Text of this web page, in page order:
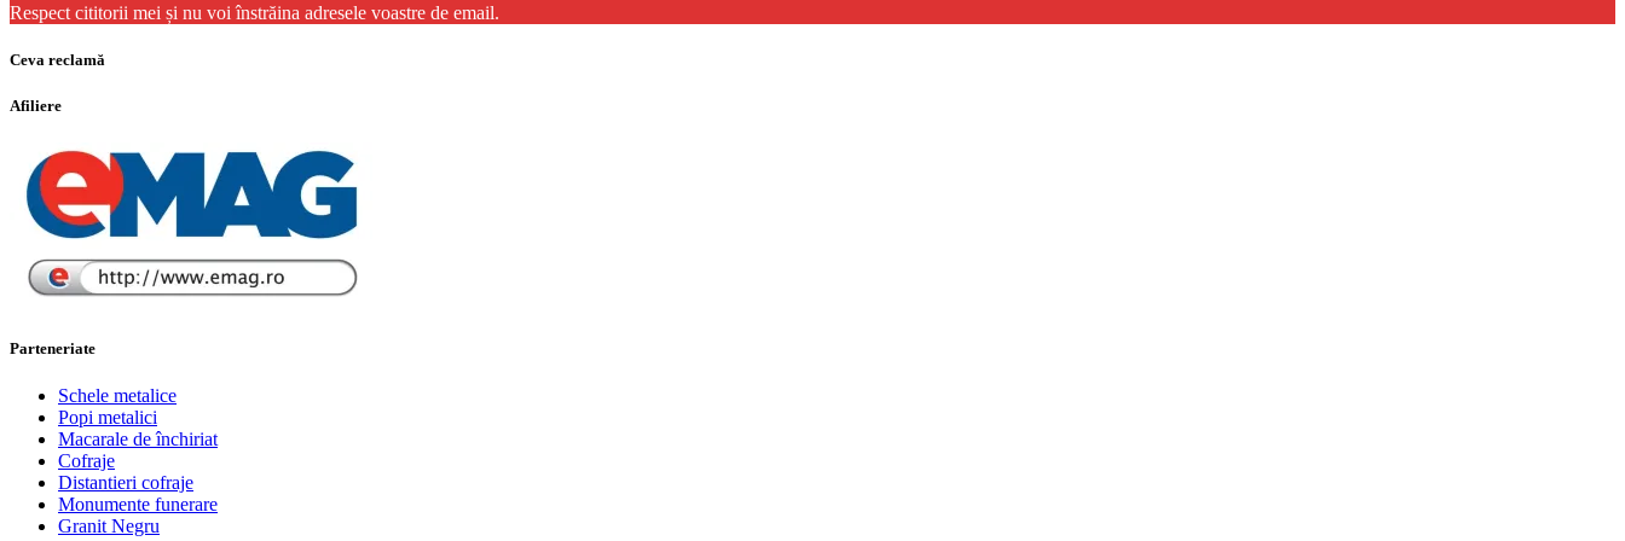
Respect cititorii mei și nu voi înstrăina adresele voastre de email.
Ceva reclamă
Afiliere
Parteneriate
Schele metalice
Popi metalici
Macarale de închiriat
Cofraje
Distantieri cofraje
Monumente funerare
Granit Negru